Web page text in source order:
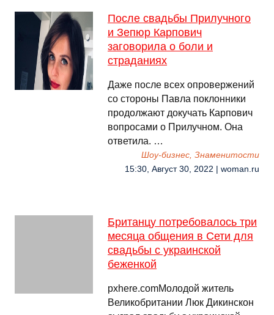
После свадьбы Прилучного
и Зепюр Карпович
заговорила о боли и
страданиях
Даже после всех опровержений
со стороны Павла поклонники
продолжают докучать Карпович
вопросами о Прилучном. Она
ответила. …
Шоу-бизнес, Знаменитости
15:30, Август 30, 2022 | woman.ru
Британцу потребовалось три
месяца общения в Сети для
свадьбы с украинской
беженкой
pxhere.comМолодой житель
Великобритании Люк Дикинскон